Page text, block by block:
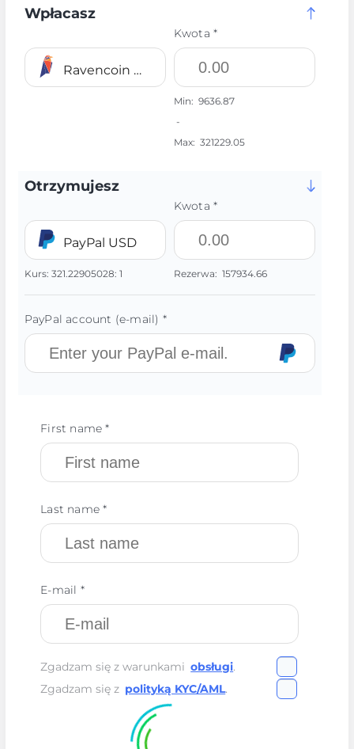
Wpłacasz
Ravencoin RVN
Kwota *
Min: 9636.87
-
Max: 321229.05
Otrzymujesz
PayPal USD
Kurs: 321.22905028: 1
Kwota *
Rezerwa: 157934.66
PayPal account (e-mail) *
First name *
Last name *
E-mail *
Zgadzam się z warunkami obsługi.
Zgadzam się z polityką KYC/AML.